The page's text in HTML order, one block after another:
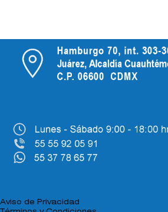
Aviso de Privacidad